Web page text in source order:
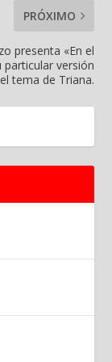
PRÓXIMO
presenta «En el
particular versión
tema de Triana.